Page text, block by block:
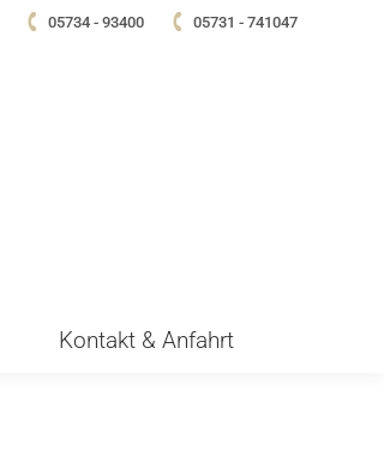
05734 - 93400 05731 - 741047
Kontakt & Anfahrt